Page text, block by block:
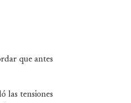
que antes
las tensiones